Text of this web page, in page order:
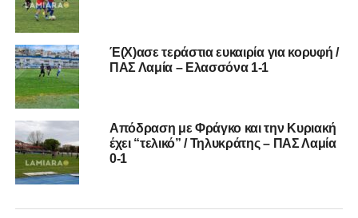
Έ(Χ)ασε τεράστια ευκαιρία για κορυφή /
ΠΑΣ Λαμία – Ελασσόνα 1-1
Απόδραση με Φράγκο και την Κυριακή
έχει “τελικό” / Τηλυκράτης – ΠΑΣ Λαμία
0-1